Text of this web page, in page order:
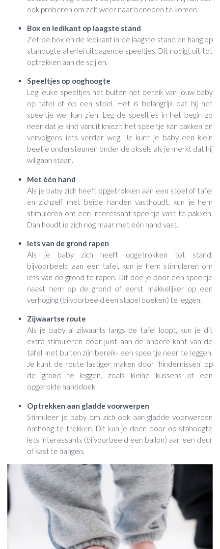
ook proberen om zelf weer naar beneden te komen.
Box en ledikant op laagste stand
Zet de box en de ledikant in de laagste stand en hang op
stahoogte allerlei uitdagende speeltjes. Dit nodigt uit tot
optrekken aan de spijlen.
Speeltjes op ooghoogte
Leg leuke speeltjes net buiten het bereik van jouw baby
op tafel of op een stoel. Het is belangrijk dat hij het
speeltje wel kan zien. Leg de speeltjes in het begin zo
neer dat je kind vanuit kniezit het speeltje kan pakken en
vervolgens iets verder weg. Je kunt je baby een klein
beetje ondersteunen onder de oksels als je merkt dat hij
wil gaan staan.
Met één hand
Als je baby zich heeft opgetrokken aan een stoel of tafel
en zichzelf met beide handen vasthoudt, kun je hem
stimuleren om een interessant speeltje vast te pakken.
Dan houdt ie zich nog maar met één hand vast.
Iets van de grond rapen
Als je baby zich heeft opgetrokken tot stand,
bijvoorbeeld aan een tafel, kun je hem stimuleren om
iets van de grond te rapen. Dit doe je door een speeltje
naast hem op de grond of eerst makkelijker op een
verhoging (bijvoorbeeld een stapel boeken) te leggen.
Zijwaartse route
Als je baby al zijwaarts langs de tafel loopt, kun je dit
extra stimuleren door juist aan de andere kant van de
tafel -net buiten zijn bereik- een speeltje neer te leggen.
Je kunt de route lastiger maken door ‘hindernissen’ op
de grond te leggen, zoals kleine kussens of een
opgerolde handdoek.
Optrekken aan gladde voorwerpen
Stimuleer je baby om zich ook aan gladde voorwerpen
omhoog te trekken. Dit kun je doen door op stahoogte
iets interessants (bijvoorbeeld een ballon) aan een deur
of kast te hangen.